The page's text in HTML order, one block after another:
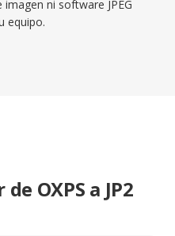
ni software JPEG
equipo.
OXPS a JP2